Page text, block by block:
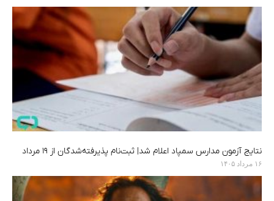
نتایج آزمون مدارس سمپاد اعلام شد| ثبت‌نام پذیرفته‌شدگان از ۱۹ مرداد
۱۶ مرداد ۱۴۰۵